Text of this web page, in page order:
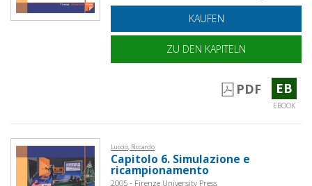
KAUFEN
ZU DEN KAPITELN
PDF EB
EBOOK
Luccio, Riccardo
Capitolo 6. Simulazione e
ricampionamento
2005 - Firenze University Press